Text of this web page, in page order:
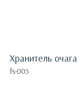
Хранитель очага
fs-005